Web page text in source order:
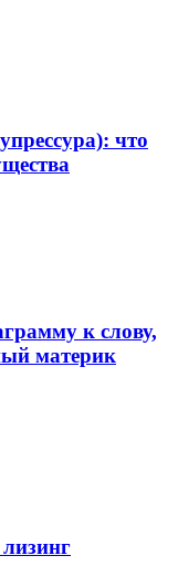
что
к слову,
материк